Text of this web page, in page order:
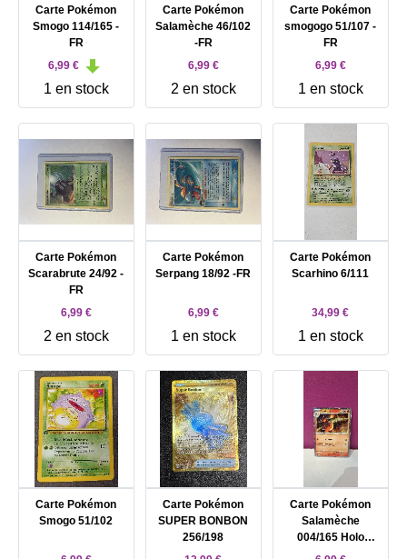
Carte Pokémon
Smogo 114/165 -
FR
6,99 €
1 en stock
Carte Pokémon
Salamèche 46/102
-FR
6,99 €
2 en stock
Carte Pokémon
smogogo 51/107 -
FR
6,99 €
1 en stock
Carte Pokémon
Scarabrute 24/92 -
FR
6,99 €
2 en stock
Carte Pokémon
Serpang 18/92 -FR
6,99 €
1 en stock
Carte Pokémon
Scarhino 6/111
34,99 €
1 en stock
Carte Pokémon
Smogo 51/102
Carte Pokémon
SUPER BONBON
256/198
Carte Pokémon
Salamèche
004/165 Holo
Reptincel 005/165